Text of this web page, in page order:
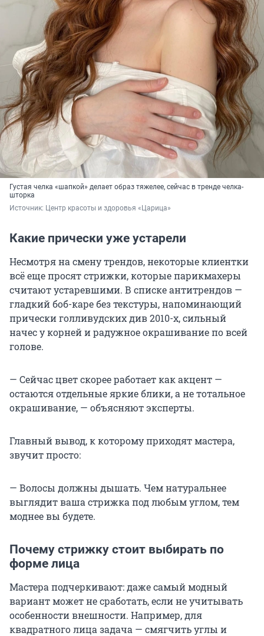
Густая челка «шапкой» делает образ тяжелее, сейчас в тренде челка-
шторка
Источник: Центр красоты и здоровья «Царица»
Какие прически уже устарели
Несмотря на смену трендов, некоторые клиентки
всё еще просят стрижки, которые парикмахеры
считают устаревшими. В списке антитрендов —
гладкий боб-каре без текстуры, напоминающий
прически голливудских див 2010-х, сильный
начес у корней и радужное окрашивание по всей
голове.
— Сейчас цвет скорее работает как акцент —
остаются отдельные яркие блики, а не тотальное
окрашивание, — объясняют эксперты.
Главный вывод, к которому приходят мастера,
звучит просто:
— Волосы должны дышать. Чем натуральнее
выглядит ваша стрижка под любым углом, тем
моднее вы будете.
Почему стрижку стоит выбирать по
форме лица
Мастера подчеркивают: даже самый модный
вариант может не сработать, если не учитывать
особенности внешности. Например, для
квадратного лица задача — смягчить углы и